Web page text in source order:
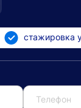
стажировка